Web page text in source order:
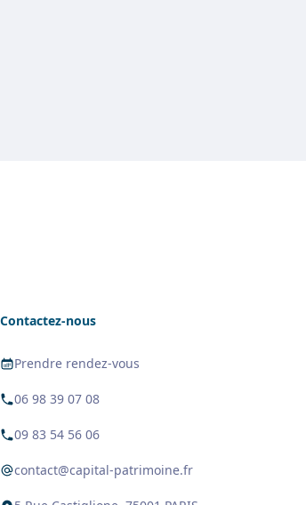
Contactez-nous
Prendre rendez-vous
06 98 39 07 08
09 83 54 56 06
contact@capital-patrimoine.fr